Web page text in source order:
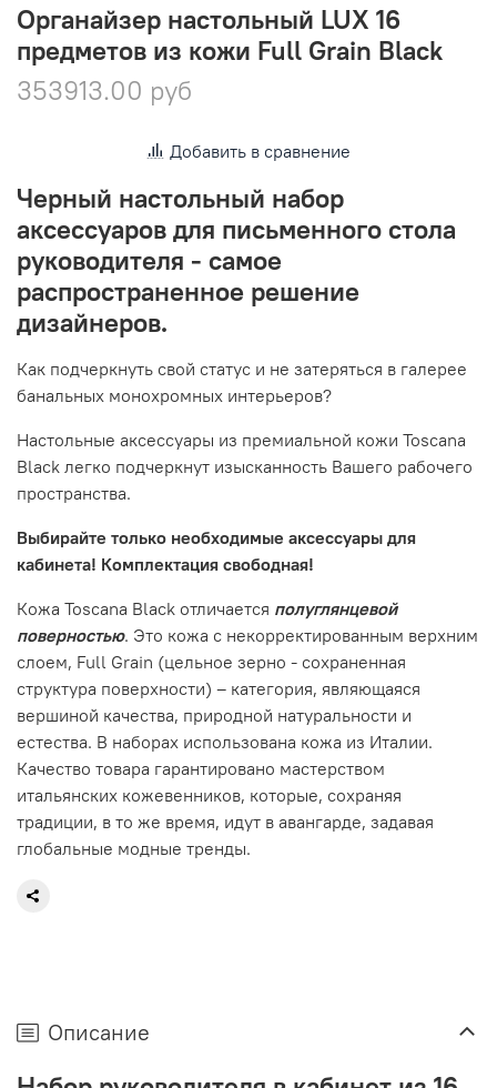
Органайзер настольный LUX 16
предметов из кожи Full Grain Black
353913.00 руб
Добавить в сравнение
Черный настольный набор
аксессуаров для письменного стола
руководителя - самое
распространенное решение
дизайнеров.
Как подчеркнуть свой статус и не затеряться в галерее
банальных монохромных интерьеров?
Настольные аксессуары из премиальной кожи Toscana
Black легко подчеркнут изысканность Вашего рабочего
пространства.
Выбирайте только необходимые аксессуары для
кабинета! Комплектация свободная!
Кожа Toscana Black отличается полуглянцевой
поверностью. Это кожа с некорректированным верхним
слоем, Full Grain (цельное зерно - сохраненная
структура поверхности) – категория, являющаяся
вершиной качества, природной натуральности и
естества. В наборах использована кожа из Италии.
Качество товара гарантировано мастерством
итальянских кожевенников, которые, сохраняя
традиции, в то же время, идут в авангарде, задавая
глобальные модные тренды.
Описание